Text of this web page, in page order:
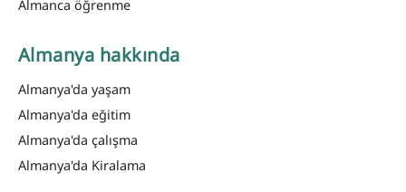
Almanca öğrenme
Almanya hakkında
Almanya'da yaşam
Almanya'da eğitim
Almanya'da çalışma
Almanya'da Kiralama